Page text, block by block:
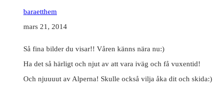
baraetthem
mars 21, 2014
Så fina bilder du visar!! Våren känns nära nu:)
Ha det så härligt och njut av att vara iväg och få vuxentid!
Och njuuuut av Alperna! Skulle också vilja åka dit och skida:)